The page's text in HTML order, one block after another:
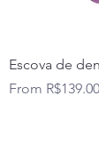
Escova de
From R$139.00
Sale Price